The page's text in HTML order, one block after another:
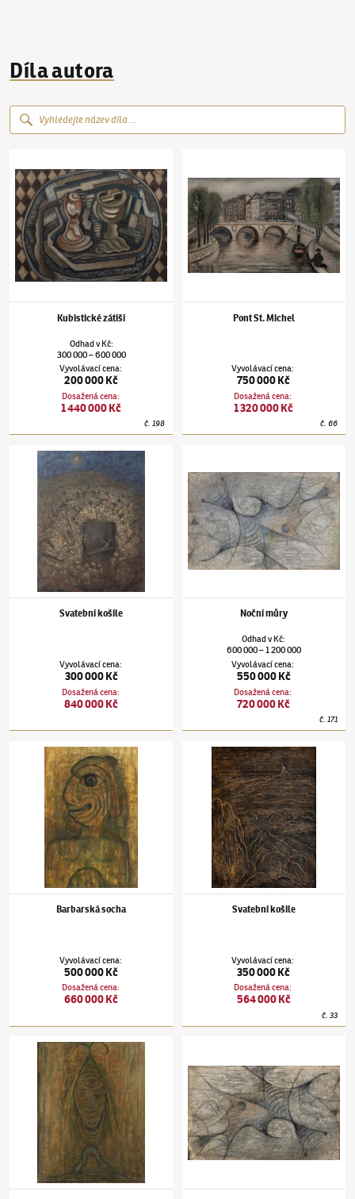
Díla autora
Kubistické zátiší
Odhadv Kč:
300 000–600 000
Vyvolávací cena:
200 000 Kč
Dosažená cena:
1 440 000 Kč
č.198
Pont St. Michel
Vyvolávací cena:
750 000 Kč
Dosažená cena:
1 320 000 Kč
č.66
Alén Diviš(1900–1956)Svatební košile
Svatební košile
Vyvolávací cena:
300 000 Kč
Dosažená cena:
840 000 Kč
Noční můry
OdhadvKč:
600 000–1 200 000
Vyvolávací cena:
550 000 Kč
Dosažená cena:
720 000 Kč
č.171
Alén Diviš(1900–1956)Barbarská socha
Barbarská socha
Vyvolávací cena:
500 000 Kč
Dosažená cena:
660 000 Kč
Alén Diviš(1900–1956)Svatební košile
Svatební košile
Vyvolávací cena:
350 000 Kč
Dosažená cena:
564 000 Kč
č.33
Alén Diviš(1900–1956)Barbarská socha